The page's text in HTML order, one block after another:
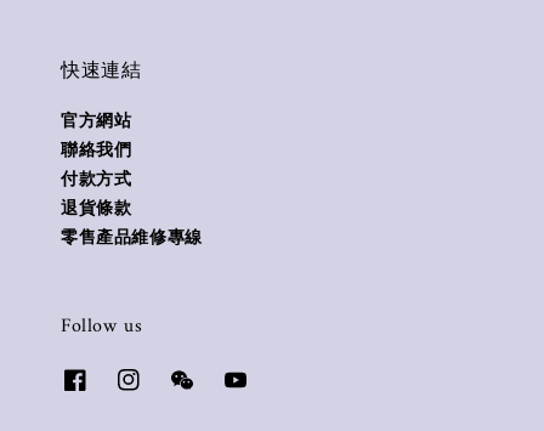
快速連結
官方網站
聯絡我們
付款方式
退貨條款
零售產品維修專線
Follow us